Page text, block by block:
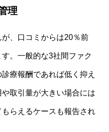
理
、口コミからは20％前
。一般的な3社間ファク
療報酬であれば低く抑え
取引量が大きい場合には
らえるケースも報告され